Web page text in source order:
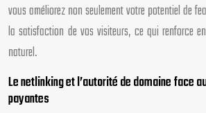
vous améliorez non seulement votre potentiel de
la satisfaction de vos visiteurs, ce qui renforce
naturel.
Le netlinking et l’autorité de domaine face
payantes